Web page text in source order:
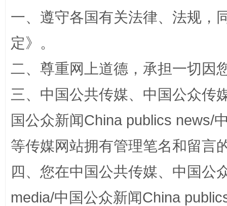
解纷+调解+退费，一次搞定
站台名比不上好声名
一、遵守各国有关法律、法规，
定》。
二、尊重网上道德，承担一切因
三、中国公共传媒、中国公众传
国公众新闻China publics news/
等传媒网站拥有管理笔名和留言
四、您在中国公共传媒、中国公
media/中国公众新闻China